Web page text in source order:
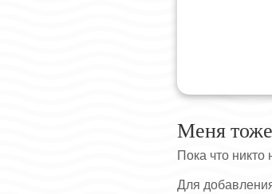
Меня
Пока что
Для